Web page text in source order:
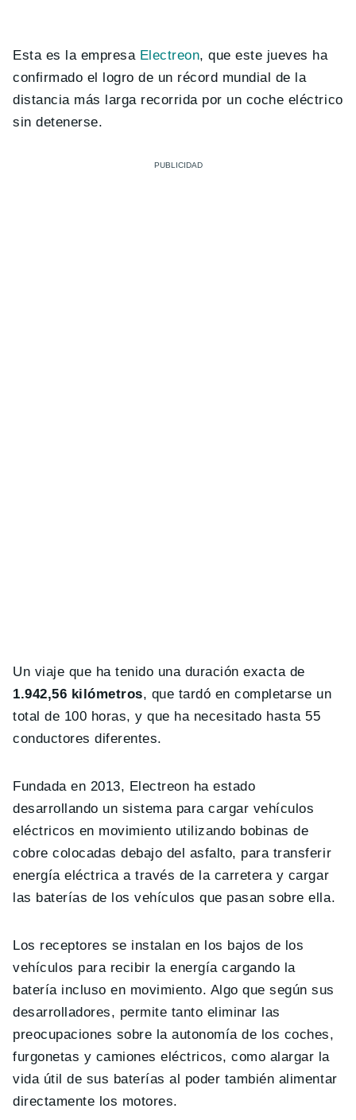
Esta es la empresa Electreon, que este jueves ha
confirmado el logro de un récord mundial de la
distancia más larga recorrida por un coche eléctrico
sin detenerse.
Un viaje que ha tenido una duración exacta de
1.942,56 kilómetros, que tardó en completarse un
total de 100 horas, y que ha necesitado hasta 55
conductores diferentes.
Fundada en 2013, Electreon ha estado
desarrollando un sistema para cargar vehículos
eléctricos en movimiento utilizando bobinas de
cobre colocadas debajo del asfalto, para transferir
energía eléctrica a través de la carretera y cargar
las baterías de los vehículos que pasan sobre ella.
Los receptores se instalan en los bajos de los
vehículos para recibir la energía cargando la
batería incluso en movimiento. Algo que según sus
desarrolladores, permite tanto eliminar las
preocupaciones sobre la autonomía de los coches,
furgonetas y camiones eléctricos, como alargar la
vida útil de sus baterías al poder también alimentar
directamente los motores.